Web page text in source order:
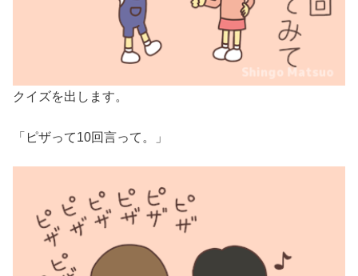
クイズを出します。
「ピザって10回言って。」